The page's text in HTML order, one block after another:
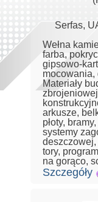
Serfas,
Wełna
farba,
gipsowo-
mocowania,
Materiały
arkusze,
płoty,
systemy
tory,
na gorąco,
Szczegóły